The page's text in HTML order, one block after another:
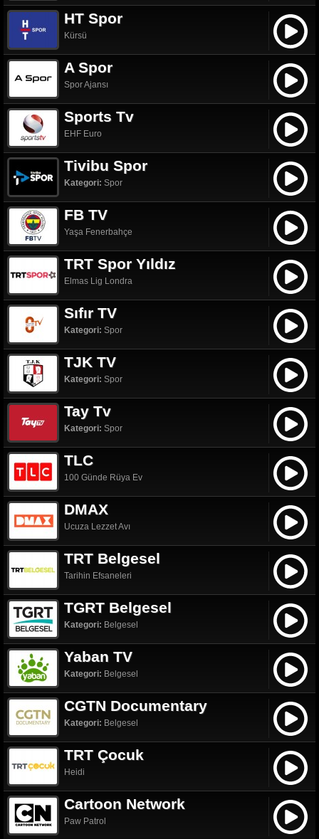
HT Spor
Kürsü
A Spor
Spor Ajansı
Sports Tv
EHF Euro
Tivibu Spor
Kategori: Spor
FB TV
Yaşa Fenerbahçe
TRT Spor Yıldız
Elmas Lig Londra
Sıfır TV
Kategori: Spor
TJK TV
Kategori: Spor
Tay Tv
Kategori: Spor
TLC
100 Günde Rüya Ev
DMAX
Ucuza Lezzet Avı
TRT Belgesel
Tarihin Efsaneleri
TGRT Belgesel
Kategori: Belgesel
Yaban TV
Kategori: Belgesel
CGTN Documentary
Kategori: Belgesel
TRT Çocuk
Heidi
Cartoon Network
Paw Patrol